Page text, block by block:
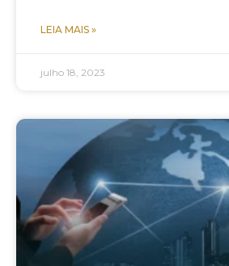
LEIA MAIS »
julho 18, 2023